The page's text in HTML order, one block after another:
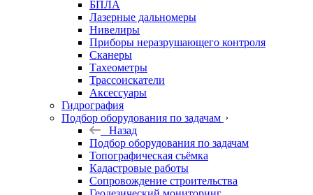
БПЛА
Лазерные дальномеры
Нивелиры
Приборы неразрушающего контроля
Сканеры
Тахеометры
Трассоискатели
Аксессуары
Гидрография
Подбор оборудования по задачам
Назад
Подбор оборудования по задачам
Топографическая съёмка
Кадастровые работы
Сопровождение строительства